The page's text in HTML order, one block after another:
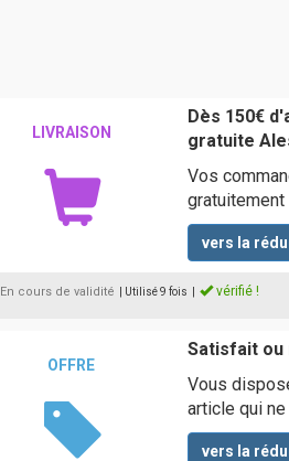
LIVRAISON
Dès 150€
gratuite
Vos
gratuitement
vers la
En cours de validité | Utilisé 9 fois vérifié !
OFFRE
Satisfait ou
Vous
article qui
vers la